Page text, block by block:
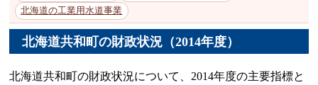
北海道の工業用水道事業
北海道共和町の財政状況（2014年度）
北海道共和町の財政状況について、2014年度の主要指標と